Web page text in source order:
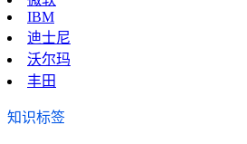
IBM
迪士尼
沃尔玛
丰田
知识标签